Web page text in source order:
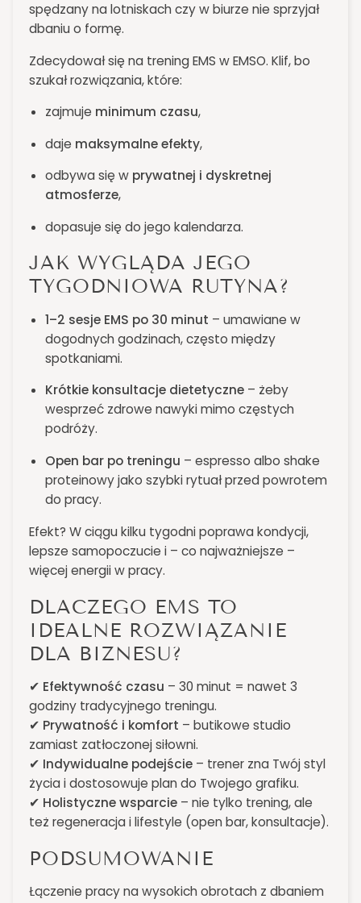
spędzany na lotniskach czy w biurze nie sprzyjał
dbaniu o formę.
Zdecydował się na trening EMS w EMSO. Klif, bo
szukał rozwiązania, które:
zajmuje minimum czasu,
daje maksymalne efekty,
odbywa się w prywatnej i dyskretnej
atmosferze,
dopasuje się do jego kalendarza.
JAK WYGLĄDA JEGO
TYGODNIOWA RUTYNA?
1–2 sesje EMS po 30 minut – umawiane w
dogodnych godzinach, często między
spotkaniami.
Krótkie konsultacje dietetyczne – żeby
wesprzeć zdrowe nawyki mimo częstych
podróży.
Open bar po treningu – espresso albo shake
proteinowy jako szybki rytuał przed powrotem
do pracy.
Efekt? W ciągu kilku tygodni poprawa kondycji,
lepsze samopoczucie i – co najważniejsze –
więcej energii w pracy.
DLACZEGO EMS TO
IDEALNE ROZWIĄZANIE
DLA BIZNESU?
✔ Efektywność czasu – 30 minut = nawet 3
godziny tradycyjnego treningu.
✔ Prywatność i komfort – butikowe studio
zamiast zatłoczonej siłowni.
✔ Indywidualne podejście – trener zna Twój styl
życia i dostosowuje plan do Twojego grafiku.
✔ Holistyczne wsparcie – nie tylko trening, ale
też regeneracja i lifestyle (open bar, konsultacje).
PODSUMOWANIE
Łączenie pracy na wysokich obrotach z dbaniem